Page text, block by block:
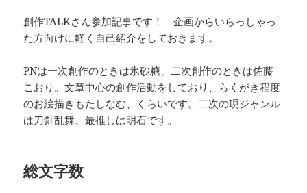
創作TALKさん参加記事です！ 企画からいらっしゃっ
た方向けに軽く自己紹介をしておきます。
PNは一次創作のときは氷砂糖、二次創作のときは佐藤
こおり。文章中心の創作活動をしており、らくがき程度
のお絵描きもたしなむ、くらいです。二次の現ジャンル
は刀剣乱舞、最推しは明石です。
総文字数